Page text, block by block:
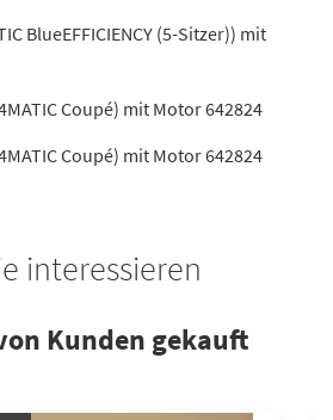
BlueEFFICIENCY (5-Sitzer)) mit
Coupé) mit Motor 642824
Coupé) mit Motor 642824
interessieren
Kunden gekauft